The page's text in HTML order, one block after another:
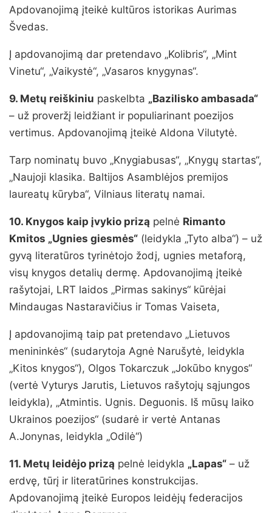
Apdovanojimą įteikė kultūros istorikas Aurimas
Švedas.
Į apdovanojimą dar pretendavo „Kolibris“, „Mint
Vinetu“, „Vaikystė“, „Vasaros knygynas“.
9. Metų reiškiniu paskelbta „Bazilisko ambasada“
– už proveržį leidžiant ir populiarinant poezijos
vertimus. Apdovanojimą įteikė Aldona Vilutytė.
Tarp nominatų buvo „Knygiabusas“, „Knygų startas“,
„Naujoji klasika. Baltijos Asamblėjos premijos
laureatų kūryba“, Vilniaus literatų namai.
10. Knygos kaip įvykio prizą pelnė Rimanto
Kmitos „Ugnies giesmės“ (leidykla „Tyto alba“) – už
gyvą literatūros tyrinėtojo žodį, ugnies metaforą,
visų knygos detalių dermę. Apdovanojimą įteikė
rašytojai, LRT laidos „Pirmas sakinys“ kūrėjai
Mindaugas Nastaravičius ir Tomas Vaiseta,
Į apdovanojimą taip pat pretendavo „Lietuvos
menininkės“ (sudarytoja Agnė Narušytė, leidykla
„Kitos knygos“), Olgos Tokarczuk „Jokūbo knygos“
(vertė Vyturys Jarutis, Lietuvos rašytojų sąjungos
leidykla), „Atmintis. Ugnis. Deguonis. Iš mūsų laiko
Ukrainos poezijos“ (sudarė ir vertė Antanas
A.Jonynas, leidykla „Odilė“)
11. Metų leidėjo prizą pelnė leidykla „Lapas“ – už
erdvę, tūrį ir literatūrines konstrukcijas.
Apdovanojimą įteikė Europos leidėjų federacijos